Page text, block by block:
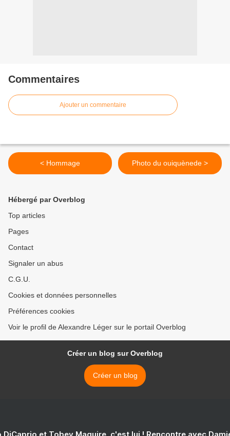
Commentaires
Ajouter un commentaire
< Hommage Photo du ouiquènede >
Hébergé par Overblog
Top articles
Pages
Contact
Signaler un abus
C.G.U.
Cookies et données personnelles
Préférences cookies
Voir le profil de Alexandre Léger sur le portail Overblog
Créer un blog sur Overblog
Créer un blog